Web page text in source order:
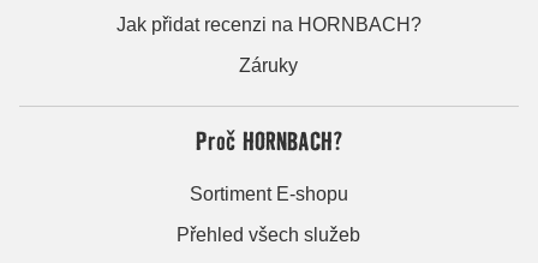
Jak přidat recenzi na HORNBACH?
Záruky
Proč HORNBACH?
Sortiment E-shopu
Přehled všech služeb